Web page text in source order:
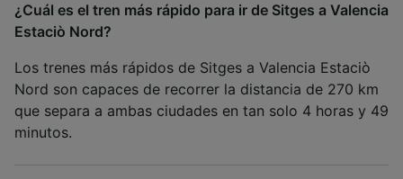
¿Cuál es el tren más rápido para ir de Sitges a Valencia
Estaciò Nord?
Los trenes más rápidos de Sitges a Valencia Estaciò
Nord son capaces de recorrer la distancia de 270 km
que separa a ambas ciudades en tan solo 4 horas y 49
minutos.